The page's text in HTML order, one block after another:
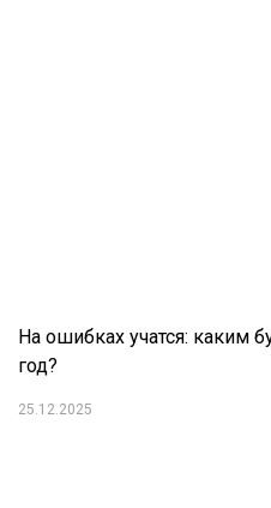
На ошибках учатся: каким
год?
25.12.2025